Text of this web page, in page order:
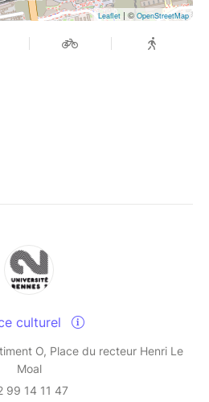
Leaflet | © OpenStreetMap
culturel
O, Place du recteur Henri Le
Moal
99 14 11 47